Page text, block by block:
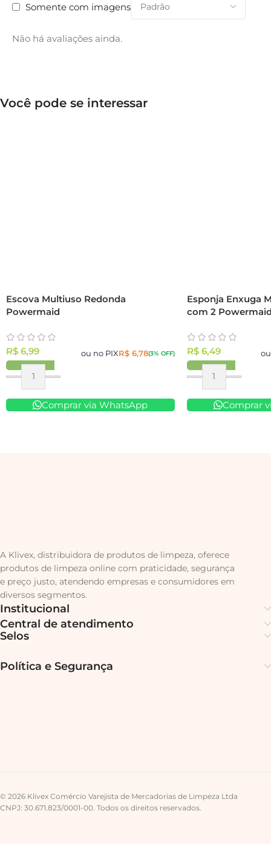
Somente com imagens
Não há avaliações ainda.
Você pode se interessar
Escova Multiuso Redonda
Powermaid
R$ 6,99 ou no PIXR$6,78(3% OFF)
Comprar via WhatsApp
Esponja Enxuga
com 2
R$6,49
Comprar
A Klivex, distribuidora de produtos de limpeza, oferece
produtos de limpeza online com praticidade, segurança
e preço justo, atendendo empresas e consumidores em
diversos segmentos.
Institucional
Central de atendimento
Selos
Política e Segurança
© 2026 Klivex Comércio Varejista de Mercadorias de Limpeza Ltda
CNPJ: 30.671.823/0001-00. Todos os direitos reservados.